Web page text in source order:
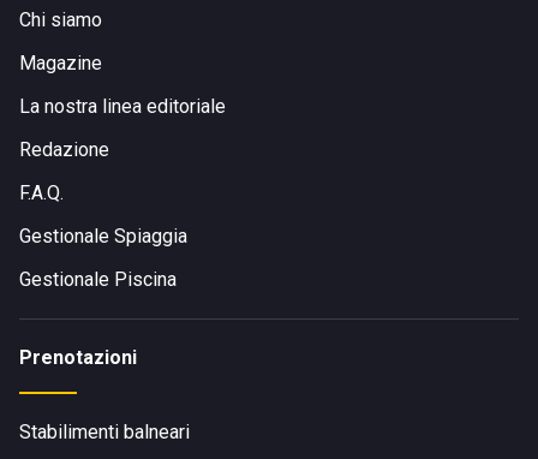
Chi siamo
Magazine
La nostra linea editoriale
Redazione
F.A.Q.
Gestionale Spiaggia
Gestionale Piscina
Prenotazioni
Stabilimenti balneari